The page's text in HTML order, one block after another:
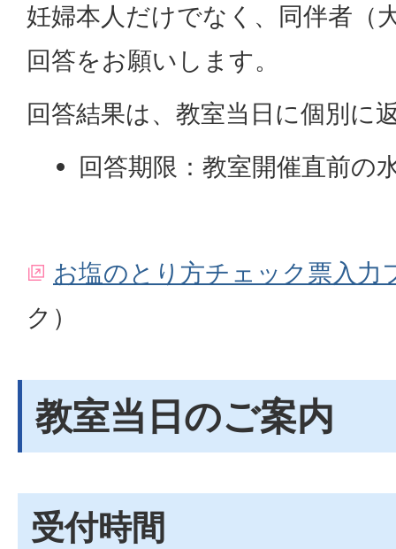
妊婦本人だけでなく、同伴者（
回答をお願いします。
回答結果は、教室当日に個別に
回答期限：教室開催直前の
お塩のとり方チェック票入力
ク）
教室当日のご案内
受付時間